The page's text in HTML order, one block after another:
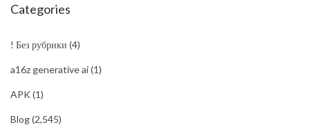
Categories
! Без рубрики (4)
a16z generative ai(1)
APK (1)
Blog(2,545)